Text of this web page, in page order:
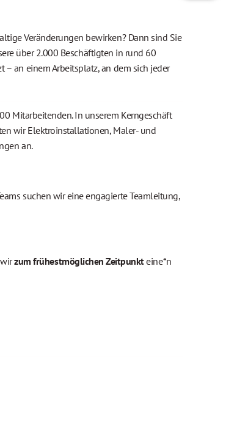
Veränderungen bewirken? Dann sind Sie
über 2.000 Beschäftigten in rund 60
an einem Arbeitsplatz, an dem sich jeder
Mitarbeitenden. In unserem Kerngeschäft
wir Elektroinstallationen, Maler- und
an.
suchen wir eine engagierte Teamleitung,
wirzum frühestmöglichen Zeitpunkteine*n